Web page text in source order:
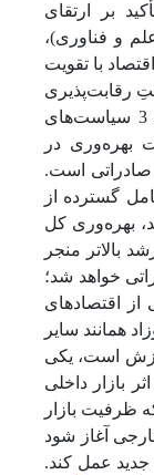
تا پایان سال ۱۴۰۴ با تأکید بر ارتقای
و فناوری)،
با تقویت
رقابت‌پذیری
اقتصاد مورد توجه قرار گرفته است (بند 3 سیاست‌های
بهره‌وری در
صادراتی است.
گسترده از
بهره‌وری کل
بالاتر منجر
خواهد شد؛
از اقتصادهای
همانند سایر
است، یکی
بازار داخلی
ظرفیت بازار
آغاز شود
جدید عمل کند.